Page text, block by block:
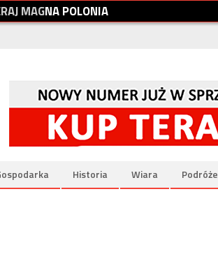
RAJMAGNAPOLONIA
Historia Wiara Podróże